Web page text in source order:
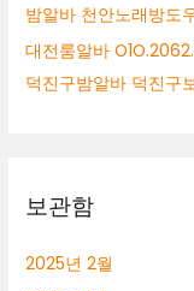
밤알바 천안노래방도
대전룸알바
덕진구밤알바 덕진구
보관함
2025년 2월